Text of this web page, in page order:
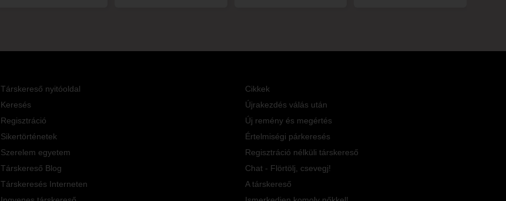
Társkereső nyitóoldal
Keresés
Regisztráció
Sikertörténetek
Szerelem egyetem
Társkereső Blog
Társkeresés Interneten
Cikkek
Újrakezdés válás után
Új remény és megértés
Értelmiségi párkeresés
Regisztráció nélküli társkereső
Chat - Flörtölj, csevegj!
A társkereső